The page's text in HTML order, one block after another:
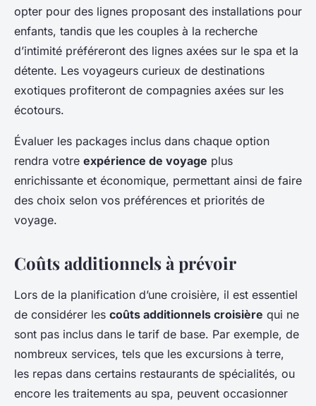
opter pour des lignes proposant des installations pour
enfants, tandis que les couples à la recherche
d’intimité préféreront des lignes axées sur le spa et la
détente. Les voyageurs curieux de destinations
exotiques profiteront de compagnies axées sur les
écotours.
Évaluer les packages inclus dans chaque option
rendra votre expérience de voyage plus
enrichissante et économique, permettant ainsi de faire
des choix selon vos préférences et priorités de
voyage.
Coûts additionnels à prévoir
Lors de la planification d’une croisière, il est essentiel
de considérer les coûts additionnels croisière qui ne
sont pas inclus dans le tarif de base. Par exemple, de
nombreux services, tels que les excursions à terre,
les repas dans certains restaurants de spécialités, ou
encore les traitements au spa, peuvent occasionner